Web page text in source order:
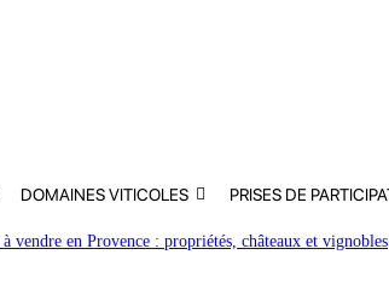
DOMAINES VITICOLES PRISES DE
vendre en Provence : propriétés, châteaux et vignobles